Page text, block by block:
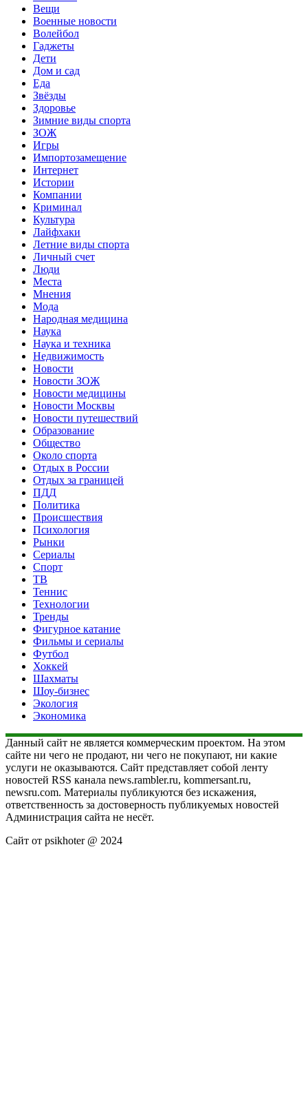
Вещи
Военные новости
Волейбол
Гаджеты
Дети
Дом и сад
Еда
Звёзды
Здоровье
Зимние виды спорта
ЗОЖ
Игры
Импортозамещение
Интернет
Истории
Компании
Криминал
Культура
Лайфхаки
Летние виды спорта
Личный счет
Люди
Места
Мнения
Мода
Народная медицина
Наука
Наука и техника
Недвижимость
Новости
Новости ЗОЖ
Новости медицины
Новости Москвы
Новости путешествий
Образование
Общество
Около спорта
Отдых в России
Отдых за границей
ПДД
Политика
Происшествия
Психология
Рынки
Сериалы
Спорт
ТВ
Теннис
Технологии
Тренды
Фигурное катание
Фильмы и сериалы
Футбол
Хоккей
Шахматы
Шоу-бизнес
Экология
Экономика
Данный сайт не является коммерческим проектом. На этом
сайте ни чего не продают, ни чего не покупают, ни какие
услуги не оказываются. Сайт представляет собой ленту
новостей RSS канала news.rambler.ru, kommersant.ru,
newsru.com. Материалы публикуются без искажения,
ответственность за достоверность публикуемых новостей
Администрация сайта не несёт.
Сайт от psikhoter @ 2024